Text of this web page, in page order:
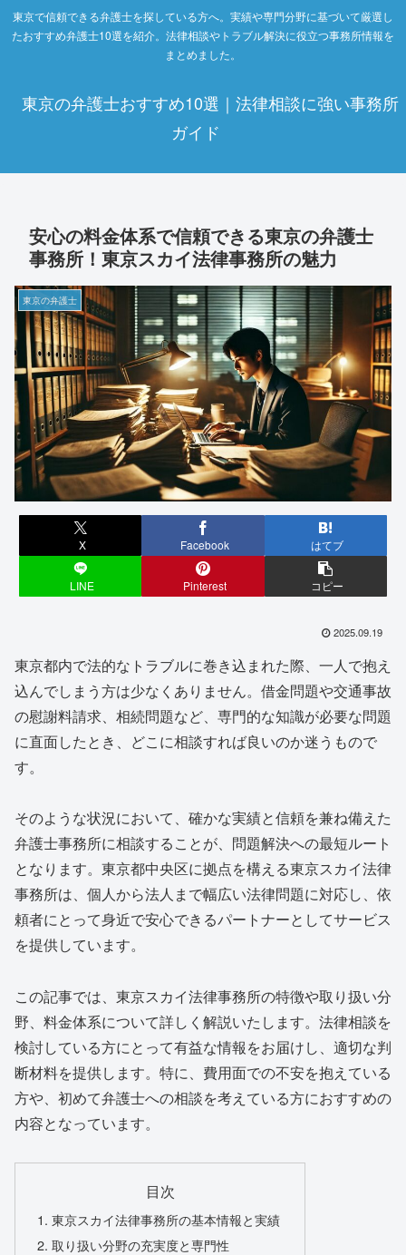
東京で信頼できる弁護士を探している方へ。実績や専門分野に基づいて厳選し
たおすすめ弁護士10選を紹介。法律相談やトラブル解決に役立つ事務所情報を
まとめました。
東京の弁護士おすすめ10選｜法律相談に強い事務所
ガイド
安心の料金体系で信頼できる東京の弁護士
事務所！東京スカイ法律事務所の魅力
東京の弁護士
X Facebook はてブ
LINE Pinterest コピー
2025.09.19
東京都内で法的なトラブルに巻き込まれた際、一人で抱え
込んでしまう方は少なくありません。借金問題や交通事故
の慰謝料請求、相続問題など、専門的な知識が必要な問題
に直面したとき、どこに相談すれば良いのか迷うもので
す。
そのような状況において、確かな実績と信頼を兼ね備えた
弁護士事務所に相談することが、問題解決への最短ルート
となります。東京都中央区に拠点を構える東京スカイ法律
事務所は、個人から法人まで幅広い法律問題に対応し、依
頼者にとって身近で安心できるパートナーとしてサービス
を提供しています。
この記事では、東京スカイ法律事務所の特徴や取り扱い分
野、料金体系について詳しく解説いたします。法律相談を
検討している方にとって有益な情報をお届けし、適切な判
断材料を提供します。特に、費用面での不安を抱えている
方や、初めて弁護士への相談を考えている方におすすめの
内容となっています。
目次
東京スカイ法律事務所の基本情報と実績
取り扱い分野の充実度と専門性